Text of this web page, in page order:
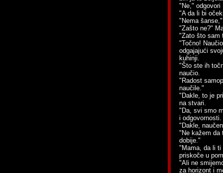
"Ne," odgovori
"A da li bi
"Nema
"Zašto ne?"
"Zato što sam
"Točno!
odgajajući
kuhinji.
"Što ste ih
naučio.
"Radost
naučile."
"Dakle, to je
na stvari.
"Da, svi smo
i
"Dakle,
"Ne kažem da
dobije."
"Mama, da li ti
priskoče u
"Ali ne
za horizont i